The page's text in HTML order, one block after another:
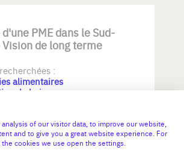
PME dans le Sud-
Vision de long terme
:
alimentaires
de boissons
de textiles
max :
5 M€
of our visitor data, to improve our website,
and to give you a great website experience. For
cookies we use open the settings.